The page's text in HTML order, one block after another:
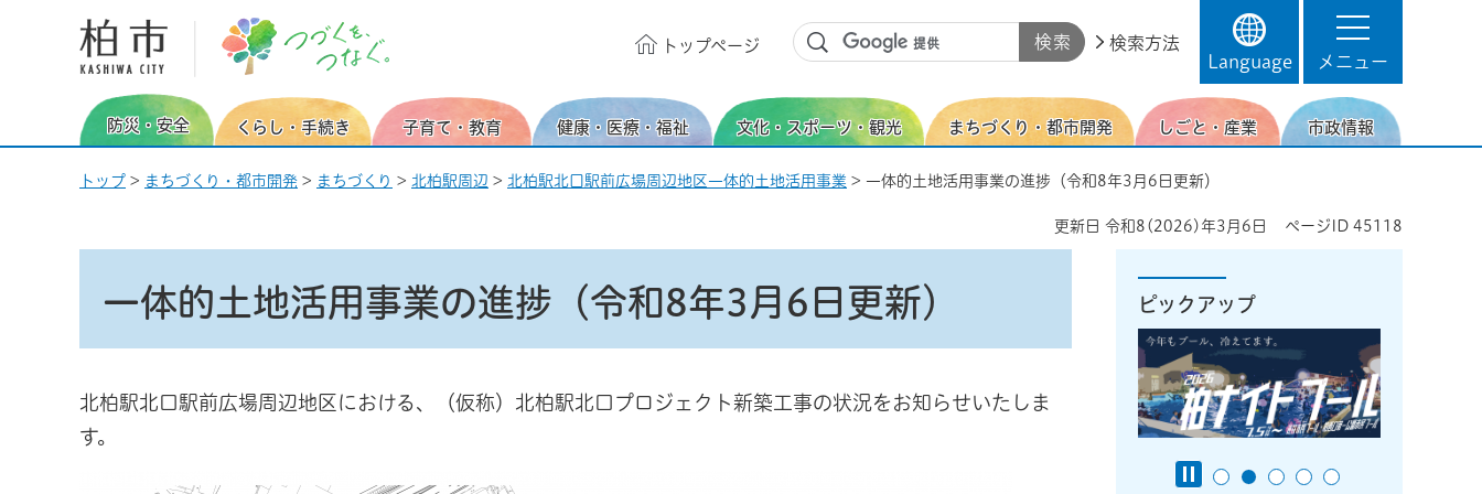
柏市 つづくを、つなぐ。
トップページ
検索方法
Language
メニュー
防災・安全 くらし・手続き 子育て・教育 健康・医療・福祉 文化・スポーツ・観光 まちづくり・都市開発 しごと・産業 市政情報
トップ > まちづくり・都市開発 > まちづくり > 北柏駅周辺 > 北柏駅北口駅前広場周辺地区一体的土地活用事業 > 一体的土地活用事業の進捗（令和8年3月6日更新）
更新日 令和8(2026)年3月6日 ページID 45118
一体的土地活用事業の進捗（令和8年3月6日更新）
北柏駅北口駅前広場周辺地区における、（仮称）北柏駅北口プロジェクト新築工事の状況をお知らせいたしま
す。
ピックアップ